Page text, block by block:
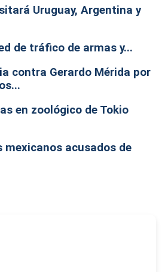
Uruguay, Argentina y
de tráfico de armas y...
contra Gerardo Mérida por
en zoológico de Tokio
mexicanos acusados de